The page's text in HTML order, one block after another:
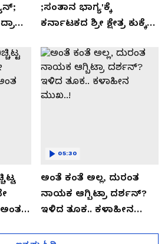
;ಸಂತಾನ ಭಾಗ್ಯ'ಕ್ಕೆ
ಕರ್ನಾಟಕದ ಶ್ರೀ ಕ್ಷೇತ್ರ ಕುಕ್ಕೆ
ಅಂತೆ ಕಂತೆ ಅಲ್ಲ, ದುರಂತ
ನಾಯಕ ಆಗ್ಬಿಟ್ರಾ ದರ್ಶನ್?
ಇಳಿದ ತೂಕ.. ಕಳಾಹೀನ
05:30